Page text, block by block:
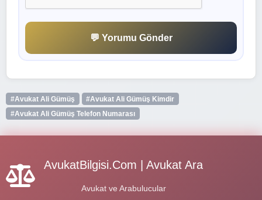
💬 Yorumu Gönder
#Avukat Ali Gümüş
#Avukat Ali Gümüş Kimdir
#Avukat Ali Gümüş Telefon Numarası
AvukatBilgisi.Com | Avukat Ara
Avukat ve Arabulucular